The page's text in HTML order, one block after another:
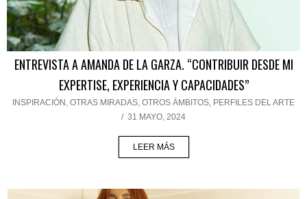
ENTREVISTA A AMANDA DE LA GARZA. “CONTRIBUIR DESDE MI
EXPERTISE, EXPERIENCIA Y CAPACIDADES”
INSPIRACIÓN , OTRAS MIRADAS, OTROS ÁMBITOS, PERFILES DEL ARTE
/ 31 MAYO, 2024
LEER MÁS